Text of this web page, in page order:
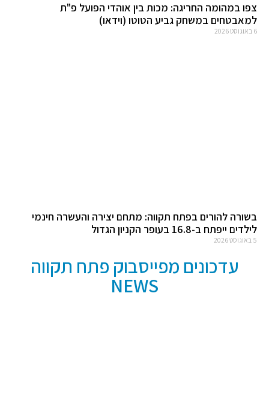
צפו במהומה החריגה: מכות בין אוהדי הפועל פ"ת
למאבטחים במשחק גביע הטוטו (וידאו)
6 באוגוסט 2026
בשורה להורים בפתח תקווה: מתחם יצירה והעשרה חינמי
לילדים ייפתח ב-16.8 בעופר הקניון הגדול
5 באוגוסט 2026
עדכונים מפייסבוק פתח תקווה
NEWS